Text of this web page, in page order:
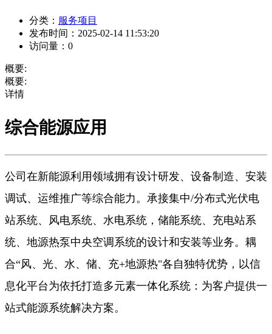
分类： 服务项目
发布时间： 2025-02-14 11:53:20
访问量： 0
概要:
概要:
详情
综合能源应用
公司在新能源利用领域拥有设计研发、设备制造、安装
调试、运维推广等综合能力。承接集中/分布式光伏电
站系统、风电系统、水电系统，储能系统、充电站系
统、地源热泵中央空调系统的设计和安装等业务。耦
合“风、光、水、储、充+地源热"各自独特优势，以信
息化平台为依托打造多元素一体化系统：为客户提供一
站式能源系统解决方案。